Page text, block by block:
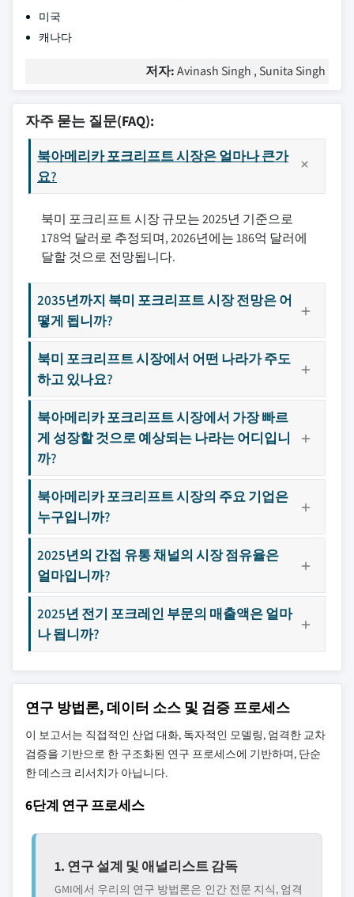
미국
캐나다
저자:Avinash Singh , Sunita Singh
자주 묻는 질문(FAQ):
북아메리카 포크리프트 시장은 얼마나 큰가
요?
북미 포크리프트 시장 규모는 2025년 기준으로
178억 달러로 추정되며, 2026년에는 186억 달러에
달할 것으로 전망됩니다.
2035년까지 북미 포크리프트 시장 전망은 어
떻게 됩니까?
북미 포크리프트 시장에서 어떤 나라가 주도
하고 있나요?
북아메리카 포크리프트 시장에서 가장 빠르
게 성장할 것으로 예상되는 나라는 어디입니
까?
북아메리카 포크리프트 시장의 주요 기업은
누구입니까?
2025년의 간접 유통 채널의 시장 점유율은
얼마입니까?
2025년 전기 포크레인 부문의 매출액은 얼마
나 됩니까?
연구 방법론, 데이터 소스 및 검증 프로세스
이 보고서는 직접적인 산업 대화, 독자적인 모델링, 엄격한 교차
검증을 기반으로 한 구조화된 연구 프로세스에 기반하며, 단순
한 데스크 리서치가 아닙니다.
6단계 연구 프로세스
1. 연구 설계 및 애널리스트 감독
GMI에서 우리의 연구 방법론은 인간 전문 지식, 엄격